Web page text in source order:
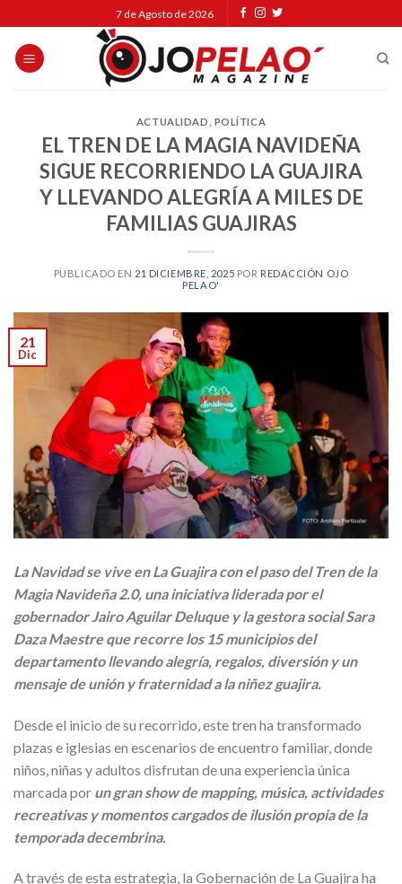
to
content
7 de Agosto de 2026
ACTUALIDAD POLÍTICA
EL TREN DE LA MAGIA NAVIDEÑA
SIGUE RECORRIENDO LA GUAJIRA
Y LLEVANDO ALEGRÍA A MILES DE
FAMILIAS GUAJIRAS
PUBLICADO EN 21 DICIEMBRE, 2025 POR REDACCIÓN OJO
PELAO'
21
Dic
La Navidad se vive en La Guajira con el paso del Tren de la
Magia Navideña 2.0, una iniciativa liderada por el
gobernador Jairo Aguilar Deluque y la gestora social Sara
Daza Maestre que recorre los 15 municipios del
departamento llevando alegría, regalos, diversión y un
mensaje de unión y fraternidad a la niñez guajira.
Desde el inicio de su recorrido, este tren ha transformado
plazas e iglesias en escenarios de encuentro familiar, donde
niños, niñas y adultos disfrutan de una experiencia única
marcada por un gran show de mapping, música, actividades
recreativas y momentos cargados de ilusión propia de la
temporada decembrina.
A través de esta estrategia, la Gobernación de La Guajira ha